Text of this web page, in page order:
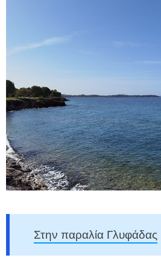
Στην παραλία Γλυφάδας